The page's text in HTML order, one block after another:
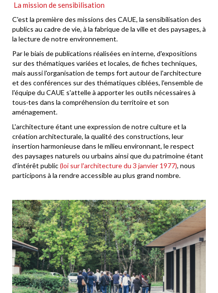
La mission de sensibilisation
C'est la première des missions des CAUE, la sensibilisation des
publics au cadre de vie, à la fabrique de la ville et des paysages, à
la lecture de notre environnement.
Par le biais de publications réalisées en interne, d'expositions
sur des thématiques variées et locales, de fiches techniques,
mais aussi l'organisation de temps fort autour de l'architecture
et des conférences sur des thématiques ciblées, l'ensemble de
l'équipe du CAUE s'attelle à apporter les outils nécessaires à
tous·tes dans la compréhension du territoire et son
aménagement.
L'architecture étant une expression de notre culture et la
création architecturale, la qualité des constructions, leur
insertion harmonieuse dans le milieu environnant, le respect
des paysages naturels ou urbains ainsi que du patrimoine étant
d'intérêt public(loi sur l'architecture du 3 janvier 1977), nous
participons à la rendre accessible au plus grand nombre.